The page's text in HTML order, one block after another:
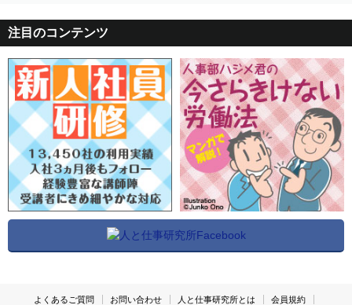
注目のコンテンツ
よくあるご質問 お問い合わせ 人と仕事研究所とは 会員規約